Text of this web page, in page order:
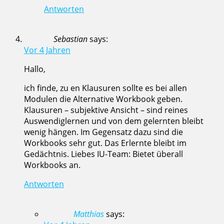
Antworten
Sebastiansays:
Vor 4 Jahren
Hallo,
ich finde, zu en Klausuren sollte es bei allen
Modulen die Alternative Workbook geben.
Klausuren – subjektive Ansicht – sind reines
Auswendiglernen und von dem gelernten bleibt
wenig hängen. Im Gegensatz dazu sind die
Workbooks sehr gut. Das Erlernte bleibt im
Gedächtnis. Liebes IU-Team: Bietet überall
Workbooks an.
Antworten
Matthiassays: